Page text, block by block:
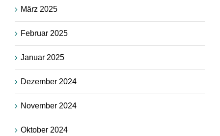
März 2025
Februar 2025
Januar 2025
Dezember 2024
November 2024
Oktober 2024